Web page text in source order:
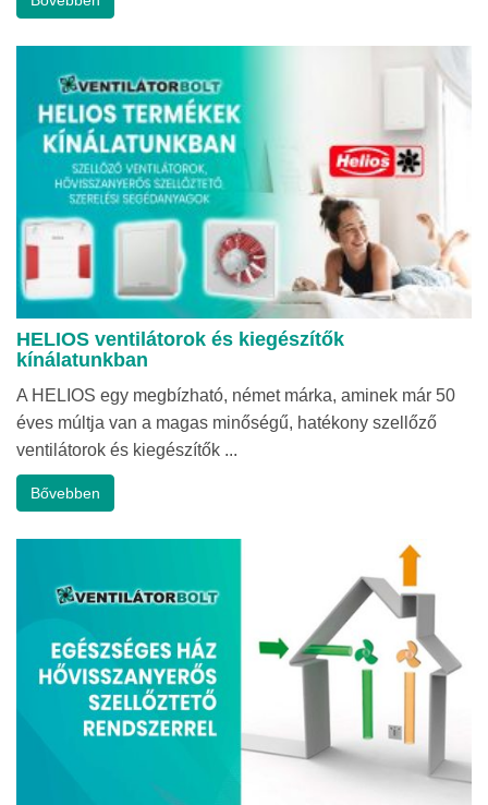
HELIOS ventilátorok és kiegészítők
kínálatunkban
A HELIOS egy megbízható, német márka, aminek már 50
éves múltja van a magas minőségű, hatékony szellőző
ventilátorok és kiegészítők ...
Bővebben